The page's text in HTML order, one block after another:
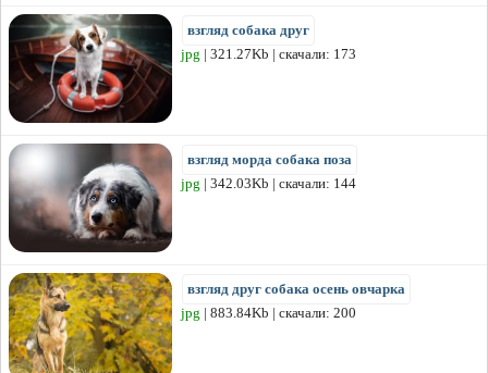
взгляд собака друг
jpg | 321.27Kb | скачали: 173
взгляд морда собака поза
jpg | 342.03Kb | скачали: 144
взгляд друг собака осень овчарка
jpg | 883.84Kb | скачали: 200